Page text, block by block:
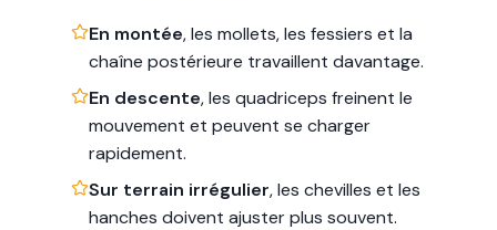
En montée, les mollets, les fessiers et la
chaîne postérieure travaillent davantage.
En descente, les quadriceps freinent le
mouvement et peuvent se charger
rapidement.
Sur terrain irrégulier, les chevilles et les
hanches doivent ajuster plus souvent.